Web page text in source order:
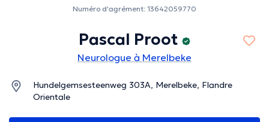
Numéro d'agrément: 13642059770
Pascal Proot
Neurologue à Merelbeke
Hundelgemsesteenweg 303A, Merelbeke, Flandre
Orientale